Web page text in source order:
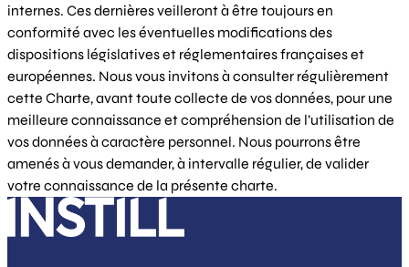
internes. Ces dernières veilleront à être toujours en
conformité avec les éventuelles modifications des
dispositions législatives et réglementaires françaises et
européennes. Nous vous invitons à consulter régulièrement
cette Charte, avant toute collecte de vos données, pour une
meilleure connaissance et compréhension de l’utilisation de
vos données à caractère personnel. Nous pourrons être
amenés à vous demander, à intervalle régulier, de valider
votre connaissance de la présente charte.